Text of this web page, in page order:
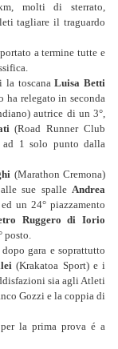
molti di sterrato,
tagliare il traguardo
a termine tutte e
la toscanaLuisa Betti
ha relegato in seconda
autrice di un 3°,
(Road Runner Club
1 solo punto dalla
(Marathon Cremona)
sue spalle Andrea
un 24° piazzamento
Ruggero di Iorio
posto.
gara e soprattutto
(Krakatoa Sport) e i
sia agli Atleti
Gozzi e la coppia di
la prima prova é a